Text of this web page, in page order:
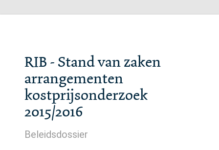
RIB - Stand van zaken
arrangementen
kostprijsonderzoek
2015/2016
Beleidsdossier